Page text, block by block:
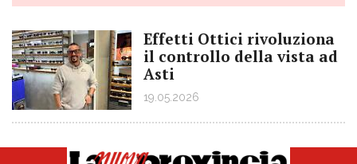
Effetti Ottici rivoluziona
il controllo della vista ad
Asti
19.05.2026